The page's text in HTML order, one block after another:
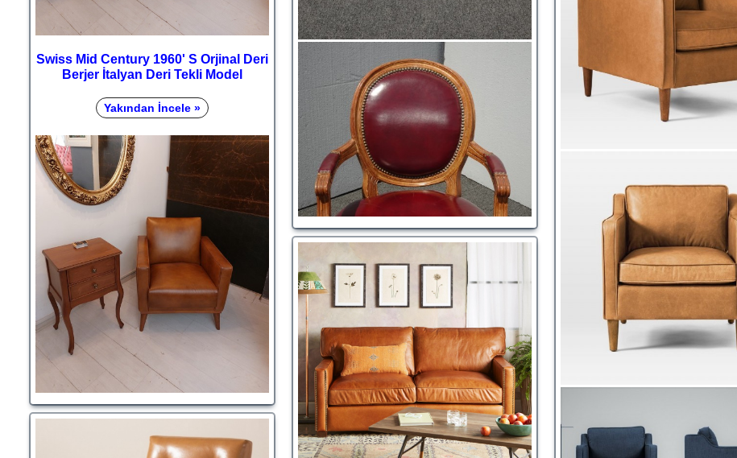
Swiss Mid Century 1960' S Orjinal Deri
Berjer İtalyan Deri Tekli Model
Yakından İncele »